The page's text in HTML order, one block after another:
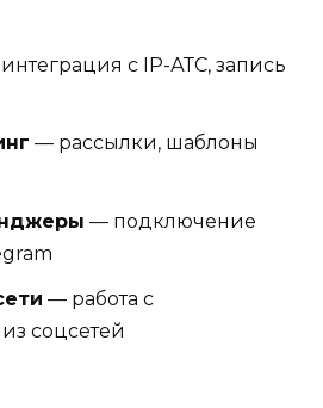
с IP-АТС, запись
— рассылки, шаблоны
— подключение
— работа с
соцсетей